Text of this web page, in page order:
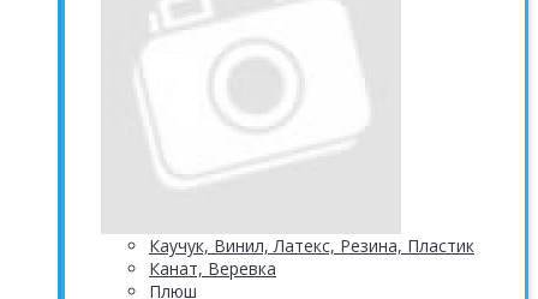
Каучук, Винил, Латекс, Резина, Пластик
Канат, Веревка
Плюш